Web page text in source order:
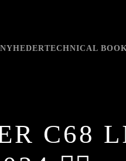
NYHEDERTECHNICAL BOOK
C68